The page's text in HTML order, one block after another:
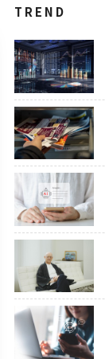
TREND